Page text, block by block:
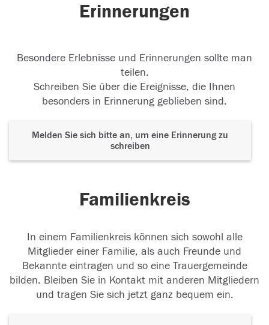
Erinnerungen
Besondere Erlebnisse und Erinnerungen sollte man
teilen.
Schreiben Sie über die Ereignisse, die Ihnen
besonders in Erinnerung geblieben sind.
Melden Sie sich bitte an, um eine Erinnerung zu
schreiben
Familienkreis
In einem Familienkreis können sich sowohl alle
Mitglieder einer Familie, als auch Freunde und
Bekannte eintragen und so eine Trauergemeinde
bilden. Bleiben Sie in Kontakt mit anderen Mitgliedern
und tragen Sie sich jetzt ganz bequem ein.